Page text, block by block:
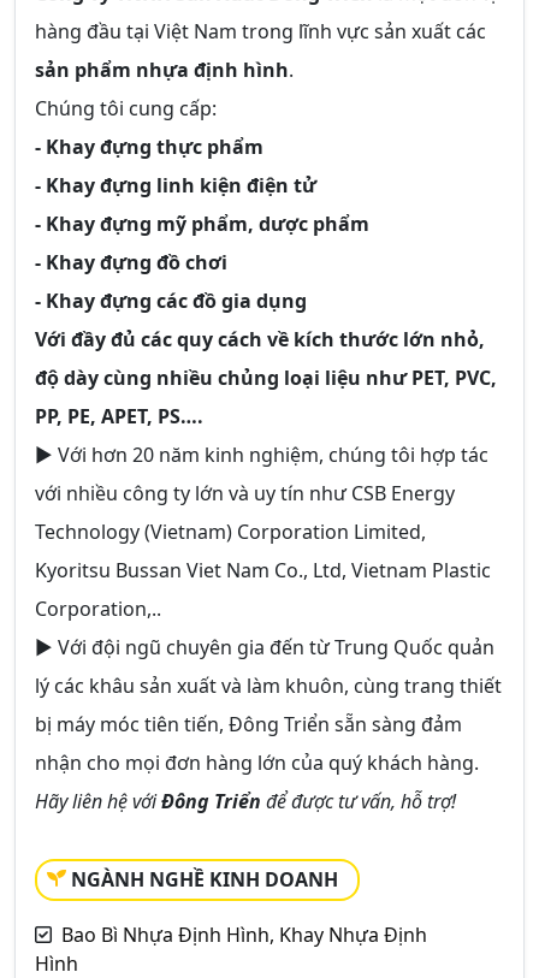
hàng đầu tại Việt Nam trong lĩnh vực sản xuất các
sản phẩm nhựa định hình.
Chúng tôi cung cấp:
- Khay đựng thực phẩm
- Khay đựng linh kiện điện tử
- Khay đựng mỹ phẩm, dược phẩm
- Khay đựng đồ chơi
- Khay đựng các đồ gia dụng
Với đầy đủ các quy cách về kích thước lớn nhỏ,
độ dày cùng nhiều chủng loại liệu như PET, PVC,
PP, PE, APET, PS….
► Với hơn 20 năm kinh nghiệm, chúng tôi hợp tác
với nhiều công ty lớn và uy tín như CSB Energy
Technology (Vietnam) Corporation Limited,
Kyoritsu Bussan Viet Nam Co., Ltd, Vietnam Plastic
Corporation,..
► Với đội ngũ chuyên gia đến từ Trung Quốc quản
lý các khâu sản xuất và làm khuôn, cùng trang thiết
bị máy móc tiên tiến, Đông Triển sẵn sàng đảm
nhận cho mọi đơn hàng lớn của quý khách hàng.
Hãy liên hệ vớiĐông Triển để được tư vấn, hỗ trợ!
NGÀNH NGHỀ KINH DOANH
Bao Bì Nhựa Định Hình, Khay Nhựa Định
Hình